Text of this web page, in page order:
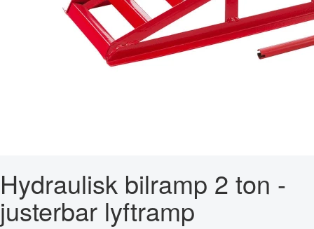
Hydraulisk bilramp 2 ton -
justerbar lyftramp